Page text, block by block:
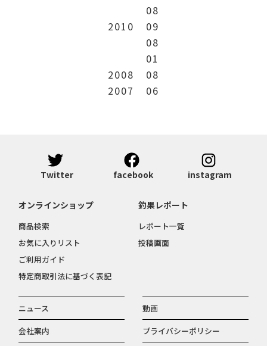
08
2010
09
08
01
2008
08
2007
06
Twitter facebook instagram
ニュース
動画
会社案内
プライバシーポリシー
オンラインショップ
商品検索
お気に入りリスト
ご利用ガイド
特定商取引法に基づく表記
釣果レポート
レポート一覧
投稿画面